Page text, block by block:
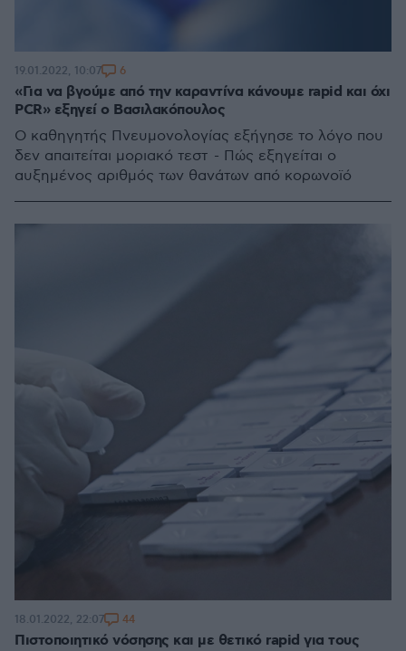
«Για να βγούμε από την καραντίνα κάνουμε rapid και όχι
PCR» εξηγεί ο Βασιλακόπουλος
Ο καθηγητής Πνευμονολογίας εξήγησε το λόγο που
δεν απαιτείται μοριακό τεστ - Πώς εξηγείται ο
αυξημένος αριθμός των θανάτων από κορωνοϊό
19.01.2022, 10:07 6
Πιστοποιητικό νόσησης και με θετικό rapid για τους
18.01.2022, 22:07 44